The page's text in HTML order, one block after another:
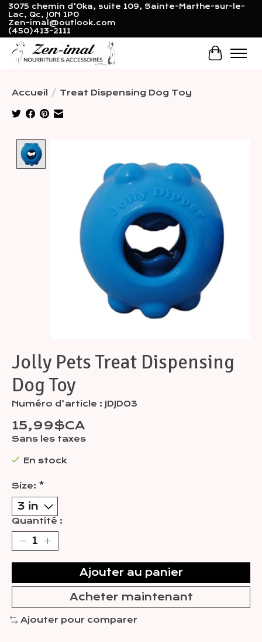
3075 chemin d'Oka, suite 109, Sainte-Marthe-sur-le-
Lac, Qc, J0N 1P0
Zen-imal@outlook.com
(450)413-2111
Panier
Accueil / Treat Dispensing Dog Toy
Jolly Pets Treat Dispensing
Dog Toy
Numéro d’article : JDJD03
15,99$CA
Sans les taxes
En stock
Size: *
Quantité :
Ajouter au panier
Acheter maintenant
Ajouter pour comparer